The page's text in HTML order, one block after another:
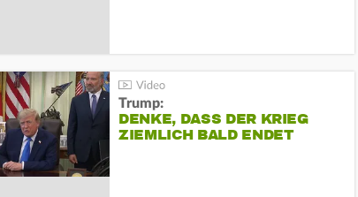
Trump:
DENKE, DASS DER KRIEG
ZIEMLICH BALD ENDET